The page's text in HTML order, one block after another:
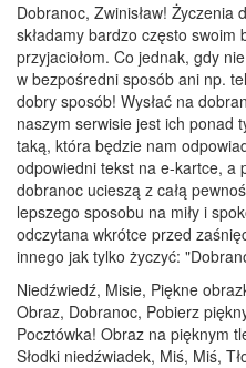
Dobranoc, Zwinisław!
składamy bardzo często swoim
przyjaciołom. Co jednak, gdy
w bezpośredni sposób ani np.
dobry sposób! Wysłać na
naszym serwisie jest ich ponad
taką, która będzie nam
odpowiedni tekst na e-kartce, a
dobranoc ucieszą z całą
lepszego sposobu na miły i
odczytana wkrótce przed
innego jak tylko życzyć:
Niedźwiedź, Misie, Piękne
Obraz, Dobranoc, Pobierz
Pocztówka! Obraz na pięknym
Słodki niedźwiadek, Miś, Miś,